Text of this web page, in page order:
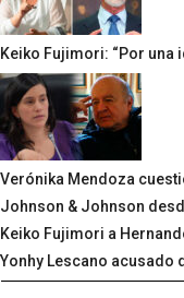
Keiko Fujimori: “Por
Verónika Mendoza
Johnson & Johnson
Keiko Fujimori a
Yonhy Lescano acusado